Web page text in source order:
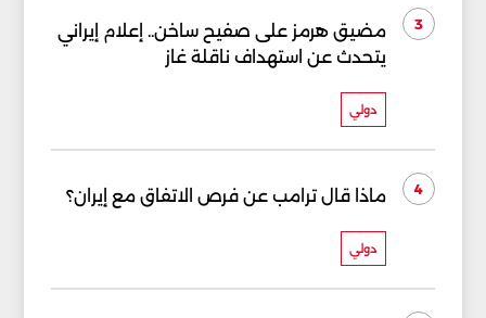
3
مضيق هرمز على صفيح ساخن.. إعلام إيراني
يتحدث عن استهداف ناقلة غاز
دولي
4 ماذا قال ترامب عن فرص الاتفاق مع إيران؟
دولي